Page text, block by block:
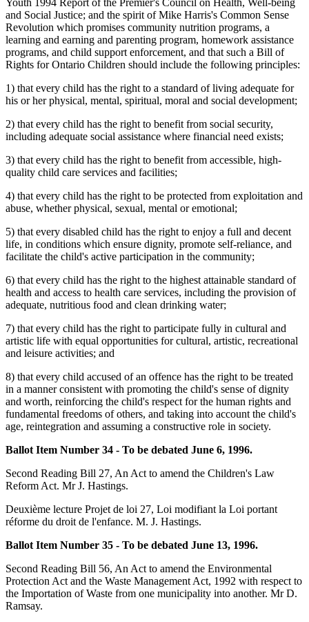
and Social Justice; and the spirit of Mike Harris's Common Sense
Revolution which promises community nutrition programs, a
learning and earning and parenting program, homework assistance
programs, and child support enforcement, and that such a Bill of
Rights for Ontario Children should include the following principles:
1) that every child has the right to a standard of living adequate for
his or her physical, mental, spiritual, moral and social development;
2) that every child has the right to benefit from social security,
including adequate social assistance where financial need exists;
3) that every child has the right to benefit from accessible, high-
quality child care services and facilities;
4) that every child has the right to be protected from exploitation and
abuse, whether physical, sexual, mental or emotional;
5) that every disabled child has the right to enjoy a full and decent
life, in conditions which ensure dignity, promote self-reliance, and
facilitate the child's active participation in the community;
6) that every child has the right to the highest attainable standard of
health and access to health care services, including the provision of
adequate, nutritious food and clean drinking water;
7) that every child has the right to participate fully in cultural and
artistic life with equal opportunities for cultural, artistic, recreational
and leisure activities; and
8) that every child accused of an offence has the right to be treated
in a manner consistent with promoting the child's sense of dignity
and worth, reinforcing the child's respect for the human rights and
fundamental freedoms of others, and taking into account the child's
age, reintegration and assuming a constructive role in society.
Ballot Item Number 34 - To be debated June 6, 1996.
Second Reading Bill 27, An Act to amend the Children's Law
Reform Act. Mr J. Hastings.
Deuxième lecture Projet de loi 27, Loi modifiant la Loi portant
réforme du droit de l'enfance. M. J. Hastings.
Ballot Item Number 35 - To be debated June 13, 1996.
Second Reading Bill 56, An Act to amend the Environmental
Protection Act and the Waste Management Act, 1992 with respect to
the Importation of Waste from one municipality into another. Mr D.
Ramsay.